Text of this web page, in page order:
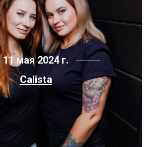
11 мая 2024 г.
Calista